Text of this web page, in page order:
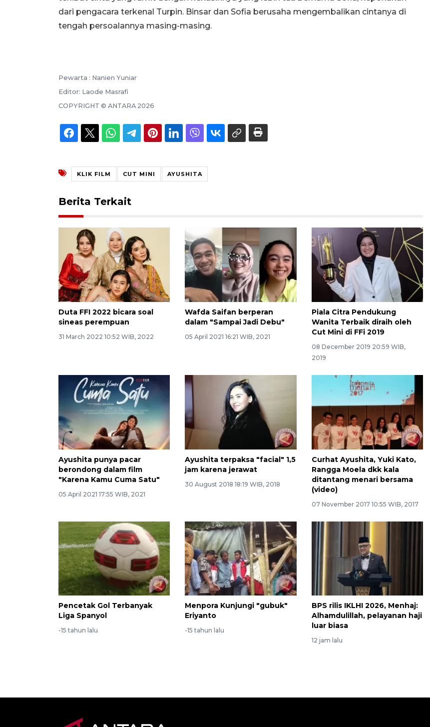
dari pengacara terkenal Turpin. Binsar dan Sofia berusaha mengembalikan cintanya di
tengah persoalannya masing-masing.
Pewarta : Nanien Yuniar
Editor: Laode Masrafi
COPYRIGHT © ANTARA 2026
KLIK FILM CUT MINI AYUSHITA
Berita Terkait
Duta FFI 2022 bicara soal
sineas perempuan
31 March 2022 10:52 WIB, 2022
Wafda Saifan berperan
dalam "Sampai Jadi Debu"
05 April 2021 16:21 WIB, 2021
Piala Citra Pendukung
Wanita Terbaik diraih oleh
Cut Mini di FFi 2019
08 December 2019 20:59 WIB,
2019
Ayushita punya pacar
berondong dalam film
"Karena Kamu Cuma Satu"
05 April 2021 17:55 WIB, 2021
Ayushita terpaksa "facial" 1,5
jam karena jerawat
30 August 2018 18:19 WIB, 2018
Curhat Ayushita, Yuki Kato,
Rangga Moela dkk kala
ditantang menari bersama
(video)
07 November 2017 10:55 WIB, 2017
Pencetak Gol Terbanyak
Liga Spanyol
-15 tahun lalu
Menpora Kunjungi "gubuk"
Eriyanto
-15 tahun lalu
BPS rilis IKLHI 2026, Menhaj:
Alhamdulillah, pelayanan haji
luar biasa
12 jam lalu